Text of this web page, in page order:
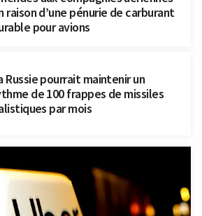
raison d’une pénurie de carburant
pour avions
Russie pourrait maintenir un
de 100 frappes de missiles
par mois